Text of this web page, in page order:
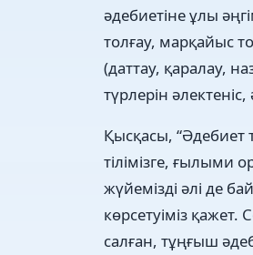
әдебиетіне ұлы
толғау, марқайыс
(даттау, қаралау,
түрлерін
Қысқасы, “Әдебиет
тілімізге, ғылыми
жүйемізді әлі де
көрсетуіміз
салған, тұңғыш